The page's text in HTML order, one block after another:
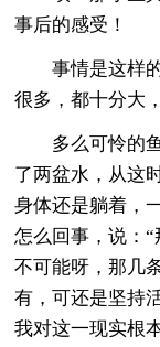
事后的感受！
事情是这样的
很多，都十分大
多么可怜的鱼
了两盆水，从这
身体还是躺着，
怎么回事，说：
不可能呀，那几
有，可还是坚持
我对这一现实根